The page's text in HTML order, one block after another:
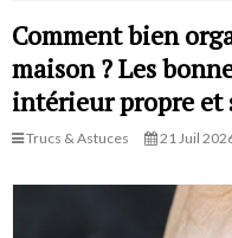
Comment bien
maison ? Les
intérieur propre et
Trucs & Astuces 21 Juil